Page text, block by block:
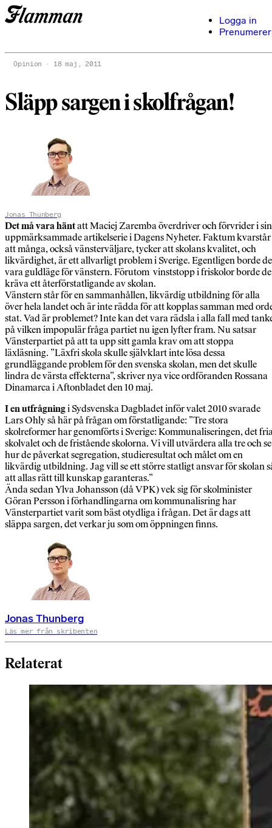
Logga in
Opinion 18 maj, 2011
Släpp sargen i skolfrågan!
Jonas Thunberg
Det må vara häntatt Maciej Zaremba överdriver och förvrider i sin
uppmärksammade artikelserie i Dagens Nyheter. Faktum kvarstår
att många, också vänsterväljare, tycker att skolans kvalitet, och
likvärdighet, är ett allvarligt problem i Sverige. Egentligen borde
vara guldläge för vänstern. Förutom vinststopp i friskolor borde
kräva ett återförstatligande av skolan.
Vänstern står för en sammanhållen, likvärdig utbildning för alla
över hela landet och är inte rädda för att kopplas samman med
stat. Vad är problemet? Inte kan det vara rädsla i alla fall med
på vilken impopulär fråga partiet nu igen lyfter fram. Nu satsar
Vänsterpartiet på att ta upp sitt gamla krav om att stoppa
läxläsning. ”Läxfri skola skulle självklart inte lösa dessa
grundläggande problem för den svenska skolan, men det skulle
lindra de värsta effekterna”, skriver nya vice ordföranden Rossana
Dinamarca i Aftonbladet den 10 maj.
I en utfrågningi Sydsvenska Dagbladet inför valet 2010 svarade
Lars Ohly så här på frågan om förstatligande: ”Tre stora
skolreformer har genomförts i Sverige: Kommunaliseringen, det
skolvalet och de fristående skolorna. Vi vill utvärdera alla tre och se
hur de påverkat segregation, studieresultat och målet om en
likvärdig utbildning. Jag vill se ett större statligt ansvar för skolan
att allas rätt till kunskap garanteras.”
Ända sedan Ylva Johansson (då VPK) vek sig för skolminister
Göran Persson i förhandlingarna om kommunalisring har
Vänsterpartiet varit som bäst otydliga i frågan. Det är dags att
släppa sargen, det verkar ju som om öppningen finns.
Jonas Thunberg
Läs mer från skribenten
Relaterat